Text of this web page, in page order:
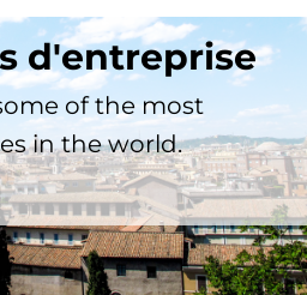
d'entreprise
of the most
in the world.